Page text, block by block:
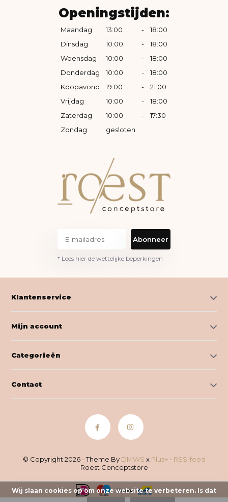
Openingstijden:
Maandag 13:00 -
18:00
Dinsdag
10:00 -
18:00
Woensdag
10:00 -
18:00
Donderdag
10:00 -
18:00
Koopavond
19:00 -
21:00
Vrijdag
10:00 -
18:00
Zaterdag
10:00 -
17:30
Zondag
gesloten
Abonneer
* Lees hier de wettelijke beperkingen
Klantenservice
Mijn account
Categorieën
Contact
© Copyright 2026 - Theme By DMWS x Plus+ - RSS-feed
Roest Conceptstore
Wij slaan cookies op om onze website te verbeteren. Is dat